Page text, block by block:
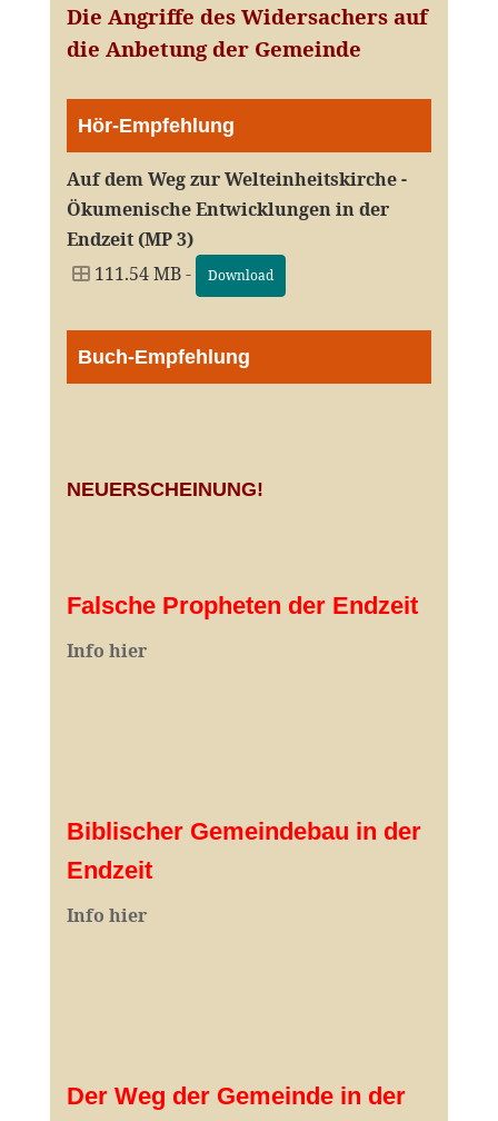
Die Angriffe des Widersachers auf
die Anbetung der Gemeinde
Hör-Empfehlung
Auf dem Weg zur Welteinheitskirche -
Ökumenische Entwicklungen in der
Endzeit (MP 3)
111.54 MB -
Download
Buch-Empfehlung
NEUERSCHEINUNG!
Falsche Propheten der Endzeit
Info hier
Biblischer Gemeindebau in der
Endzeit
Info hier
Der Weg der Gemeinde in der